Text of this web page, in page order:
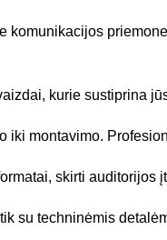
komunikacijos
kurie sustiprina
iki montavimo.
skirti auditorijos
su techninėmis